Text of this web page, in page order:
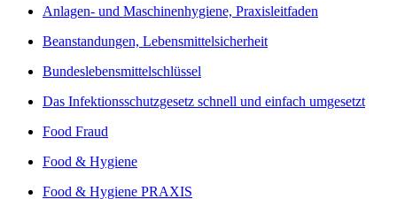
Anlagen- und Maschinenhygiene, Praxisleitfaden
Beanstandungen, Lebensmittelsicherheit
Bundeslebensmittelschlüssel
Das Infektionsschutzgesetz schnell und einfach umgesetzt
Food Fraud
Food & Hygiene
Food & Hygiene PRAXIS